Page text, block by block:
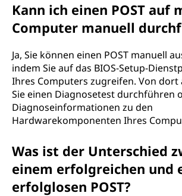
Kann ich einen POST auf
Computer manuell
Ja, Sie können einen POST manuell
indem Sie auf das BIOS-Setup-
Ihres Computers zugreifen. Von dort
Sie einen Diagnosetest durchführen
Diagnoseinformationen zu den
Hardwarekomponenten Ihres
Was ist der Unterschied
einem erfolgreichen und
erfolglosen POST?